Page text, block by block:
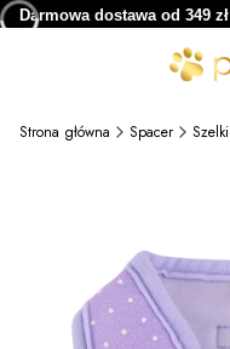
Darmowa dostawa od 349 zł
Strona główna Spacer Szelki